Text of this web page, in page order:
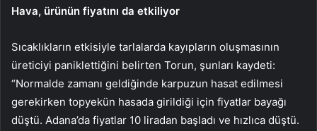
Hava, ürünün fiyatını da etkiliyor
Sıcaklıkların etkisiyle tarlalarda kayıpların oluşmasının
üreticiyi paniklettiğini belirten Torun, şunları kaydeti:
“Normalde zamanı geldiğinde karpuzun hasat edilmesi
gerekirken topyekün hasada girildiği için fiyatlar bayağı
düştü. Adana’da fiyatlar 10 liradan başladı ve hızlıca düştü.